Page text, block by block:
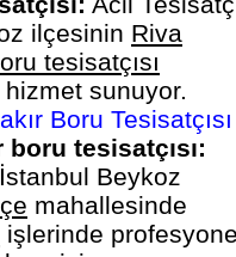
ilçesinin Riva
tesisatçısı
sunuyor.
Boru Tesisatçısı
boru tesisatçısı:
Beykoz
mahallesinde
işlerinde